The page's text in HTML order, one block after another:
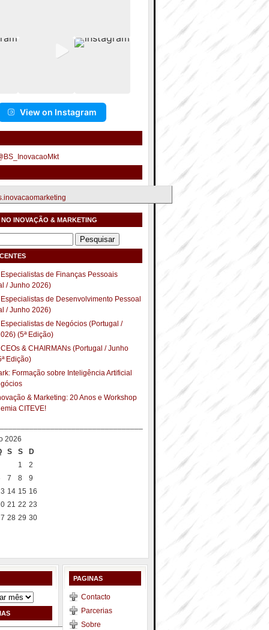
View on Instagram
NO INOVAÇÃO & MARKETING
de Finanças Pessoais
/ Junho 2026)
de Desenvolvimento Pessoal
/ Junho 2026)
de Negócios (Portugal /
(5ª Edição)
& CHAIRMANs (Portugal / Junho
Edição)
Formação sobre Inteligência Artificial
& Marketing: 20 Anos e Workshop
CITEVE!
2026
S S
D
1
2
7 8
9
14 15 16
21 22 23
28 29 30
PAGINAS
Contacto
Parcerias
Sobre